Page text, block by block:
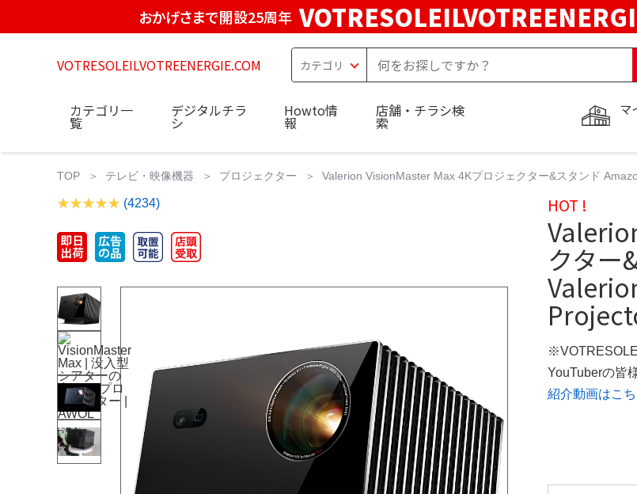
おかげさまで開設25周年
VOTRESOLEILVOTREENERGIE.COM
マ
カテゴリ一
覧
デジタルチラ
シ
Howto情
報
店舗・チラシ検
索
TOP テレビ・映像機器 プロジェクター Valerion VisionMaster Max 4Kプロジェクター&スタンド
(4234) HOT !
クター
YouTuberの皆
紹介動画はこ